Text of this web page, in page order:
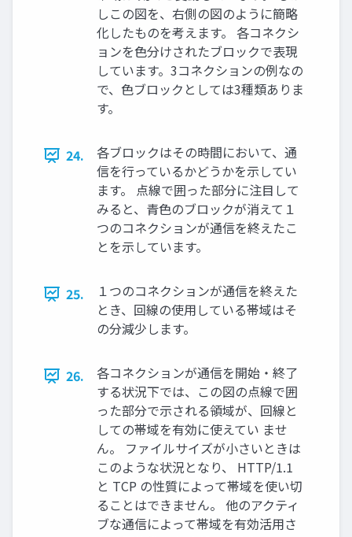
しこの図を、右側の図のように簡略
化したものを考えます。 各コネクシ
ョンを色分けされたブロックで表現
しています。3コネクションの例なの
で、色ブロックとしては3種類ありま
す。
24.
各ブロックはその時間において、通
信を行っているかどうかを示してい
ます。 点線で囲った部分に注目して
みると、青色のブロックが消えて１
つのコネクションが通信を終えたこ
とを示しています。
25.
１つのコネクションが通信を終えた
とき、回線の使用している帯域はそ
の分減少します。
26.
各コネクションが通信を開始・終了
する状況下では、この図の点線で囲
った部分で示される領域が、回線と
しての帯域を有効に使えてい ませ
ん。 ファイルサイズが小さいときは
このような状況となり、 HTTP/1.1
と TCP の性質によって帯域を使い切
ることはできません。 他のアクティ
ブな通信によって帯域を有効活用さ